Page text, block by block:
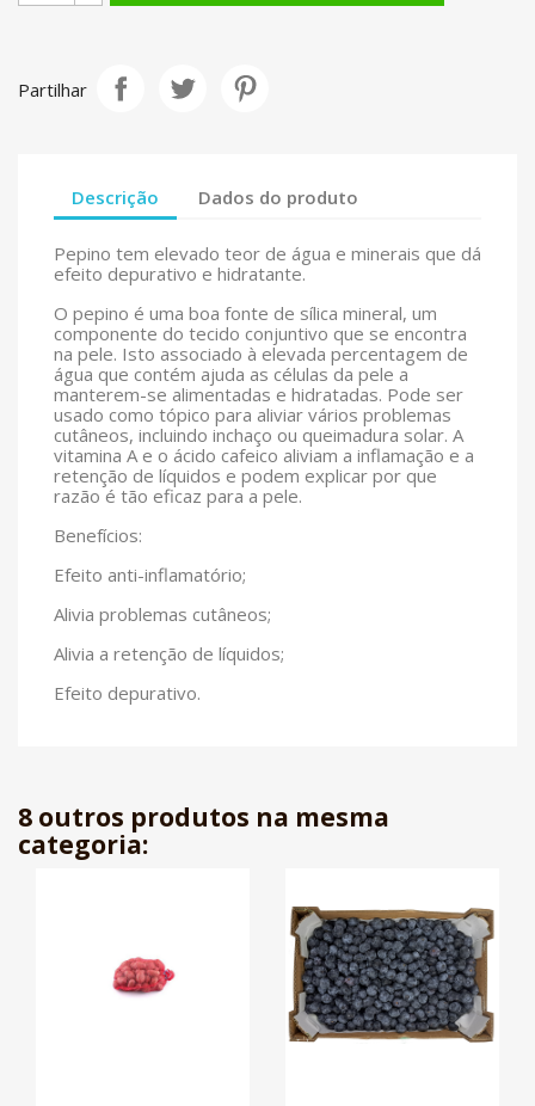
Partilhar
Descrição Dados do produto
Pepino tem elevado teor de água e minerais que dá
efeito depurativo e hidratante.
O pepino é uma boa fonte de sílica mineral, um
componente do tecido conjuntivo que se encontra
na pele. Isto associado à elevada percentagem de
água que contém ajuda as células da pele a
manterem-se alimentadas e hidratadas. Pode ser
usado como tópico para aliviar vários problemas
cutâneos, incluindo inchaço ou queimadura solar. A
vitamina A e o ácido cafeico aliviam a inflamação e a
retenção de líquidos e podem explicar por que
razão é tão eficaz para a pele.
Benefícios:
Efeito anti-inflamatório;
Alivia problemas cutâneos;
Alivia a retenção de líquidos;
Efeito depurativo.
8 outros produtos na mesma
categoria: